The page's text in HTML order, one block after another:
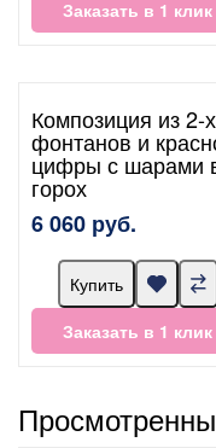
Заказать в 1 клик
Композиция из 2-х
фонтанов и
цифры с шарами
горох
6 060 руб.
Купить
Заказать в 1 клик